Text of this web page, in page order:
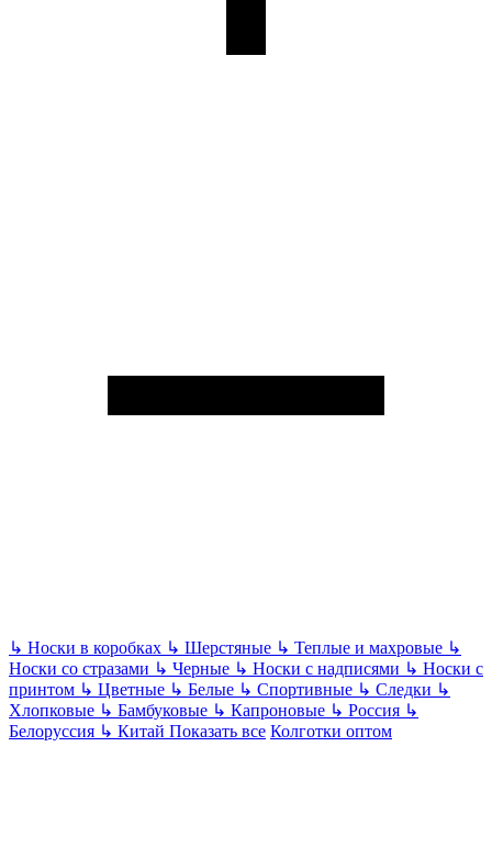
↳ Носки в коробках ↳ Шерстяные ↳ Теплые и махровые ↳
Носки со стразами ↳ Черные ↳ Носки с надписями ↳ Носки с
принтом ↳ Цветные ↳ Белые ↳ Спортивные ↳ Следки ↳
Хлопковые ↳ Бамбуковые ↳ Капроновые ↳ Россия ↳
Белоруссия ↳ Китай Показать все Колготки оптом